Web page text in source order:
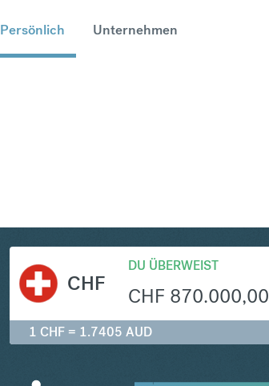
Persönlich Unternehmen
CHF
DU ÜBERWEIST
CHF 870.000,00
1 CHF = 1.7405 AUD